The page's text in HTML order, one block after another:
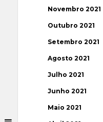
Novembro 2021
Outubro 2021
Setembro 2021
Agosto 2021
Julho 2021
Junho 2021
Maio 2021